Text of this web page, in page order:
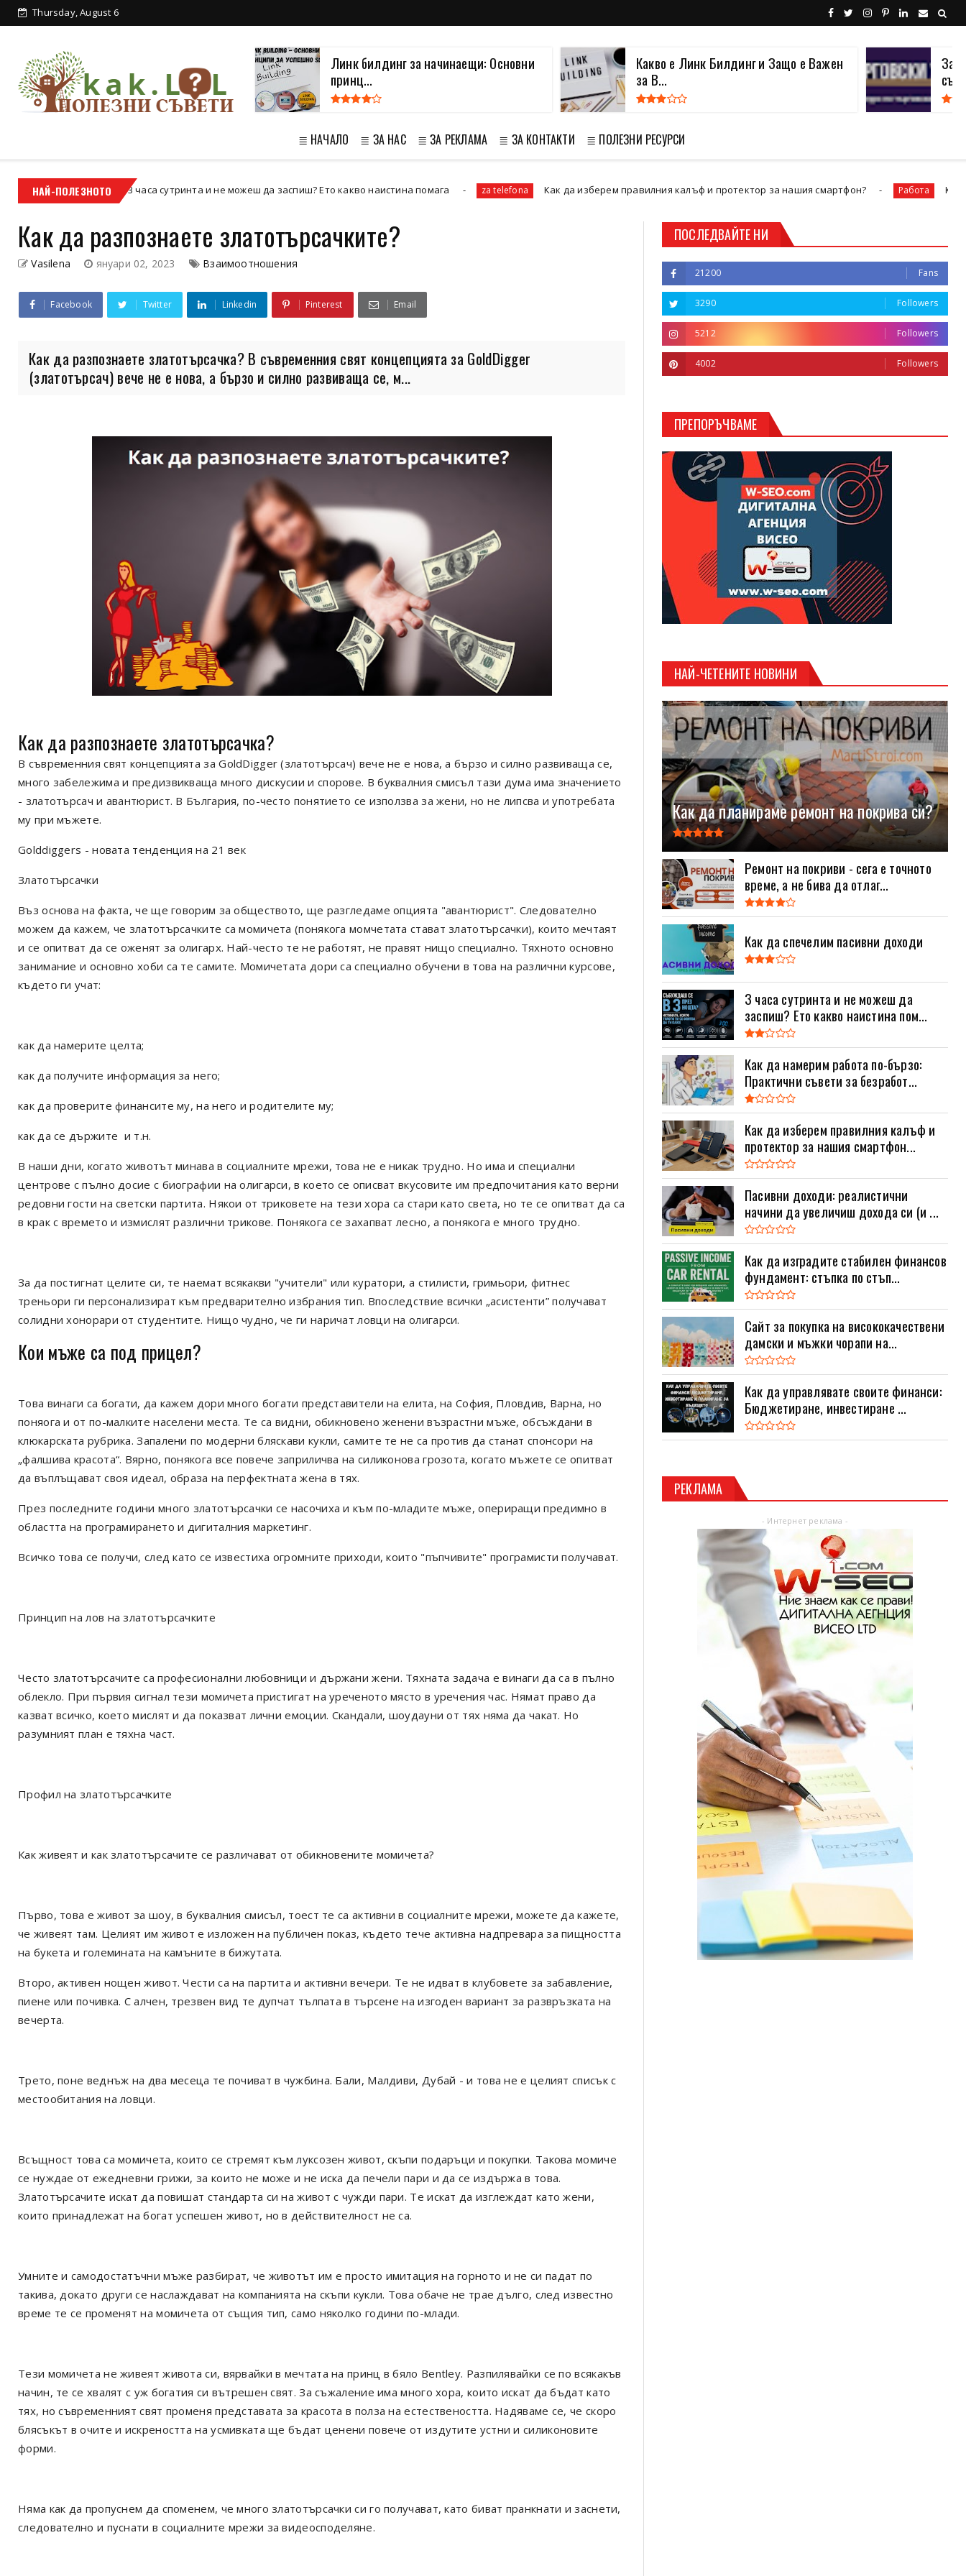
Thursday, August 6
От високо: Англия - красотата на
зеленит...
Линк билдинг за начинаещи: Основни
принц...
Какво е Линк Билдинг и Защо е Важен
за В...
≣ НАЧАЛО ≣ ЗА НАС ≣ ЗА РЕКЛАМА ≣ ЗА КОНТАКТИ ≣ ПОЛЕЗНИ РЕСУРСИ
НАЙ-ПОЛЕЗНОТО
3 часа сутринта и не можеш да заспиш? Ето какво наистина помага za telefona Как да изберем правилния калъф и протектор за нашия смартфон? Работа Как да намерим
Как да разпознаете златотърсачките?
Vasilena януари 02, 2023 Взаимоотношения
Facebook Twitter Linkedin Pinterest Email
Как да разпознаете златотърсачка? В съвременния свят концепцията за GoldDigger
(златотърсач) вече не е нова, а бързо и силно развиваща се, м...
Как да разпознаете златотърсачка?
В съвременния свят концепцията за GoldDigger (златотърсач) вече не е нова, а бързо и силно развиваща се,
много забележима и предизвикваща много дискусии и спорове. В буквалния смисъл тази дума има значението
- златотърсач и авантюрист. В България, по-често понятието се използва за жени, но не липсва и употребата
му при мъжете.
Golddiggers - новата тенденция на 21 век
Златотърсачки
Въз основа на факта, че ще говорим за обществото, ще разгледаме опцията "авантюрист". Следователно
можем да кажем, че златотърсачките са момичета (понякога момчетата стават златотърсачки), които мечтаят
и се опитват да се оженят за олигарх. Най-често те не работят, не правят нищо специално. Тяхното основно
занимание и основно хоби са те самите. Момичетата дори са специално обучени в това на различни курсове,
където ги учат:
как да намерите целта;
как да получите информация за него;
как да проверите финансите му, на него и родителите му;
как да се държите и т.н.
В наши дни, когато животът минава в социалните мрежи, това не е никак трудно. Но има и специални
центрове с пълно досие с биографии на олигарси, в което се описват вкусовите им предпочитания като верни
редовни гости на светски партита. Някои от триковете на тези хора са стари като света, но те се опитват да са
в крак с времето и измислят различни трикове. Понякога се захапват лесно, а понякога е много трудно.
За да постигнат целите си, те наемат всякакви "учители" или куратори, а стилисти, гримьори, фитнес
треньори ги персонализират към предварително избрания тип. Впоследствие всички „асистенти” получават
солидни хонорари от студентите. Нищо чудно, че ги наричат ​​ловци на олигарси.
Кои мъже са под прицел?
Това винаги са богати, да кажем дори много богати представители на елита, на София, Пловдив, Варна, но
поняога и от по-малките населени места. Те са видни, обикновено женени възрастни мъже, обсъждани в
клюкарската рубрика. Запалени по модерни бляскави кукли, самите те не са против да станат спонсори на
„фалшива красота“. Вярно, понякога все повече заприличва на силиконова грозота, когато мъжете се опитват
да въплъщават своя идеал, образа на перфектната жена в тях.
През последните години много златотърсачки се насочиха и към по-младите мъже, опериращи предимно в
областта на програмирането и дигиталния маркетинг.
Всичко това се получи, след като се известиха огромните приходи, които "пъпчивите" програмисти получават.
Принцип на лов на златотърсачките
Често златотърсачите са професионални любовници и държани жени. Тяхната задача е винаги да са в пълно
облекло. При първия сигнал тези момичета пристигат на уреченото място в уречения час. Нямат право да
казват всичко, което мислят и да показват лични емоции. Скандали, шоудауни от тях няма да чакат. Но
разумният план е тяхна част.
Профил на златотърсачките
Как живеят и как златотърсачите се различават от обикновените момичета?
Първо, това е живот за шоу, в буквалния смисъл, тоест те са активни в социалните мрежи, можете да кажете,
че живеят там. Целият им живот е изложен на публичен показ, където тече активна надпревара за пищността
на букета и големината на камъните в бижутата.
Второ, активен нощен живот. Чести са на партита и активни вечери. Те не идват в клубовете за забавление,
пиене или почивка. С алчен, трезвен вид те дупчат тълпата в търсене на изгоден вариант за развръзката на
вечерта.
Трето, поне веднъж на два месеца те почиват в чужбина. Бали, Малдиви, Дубай - и това не е целият списък с
местообитания на ловци.
Всъщност това са момичета, които се стремят към луксозен живот, скъпи подаръци и покупки. Такова момиче
се нуждае от ежедневни грижи, за които не може и не иска да печели пари и да се издържа в това.
Златотърсачите искат да повишат стандарта си на живот с чужди пари. Те искат да изглеждат като жени,
които принадлежат на богат успешен живот, но в действителност не са.
Умните и самодостатъчни мъже разбират, че животът им е просто имитация на горното и не си падат по
такива, докато други се наслаждават на компанията на скъпи кукли. Това обаче не трае дълго, след известно
време те се променят на момичета от същия тип, само няколко години по-млади.
Тези момичета не живеят живота си, вярвайки в мечтата на принц в бяло Bentley. Разпилявайки се по всякакъв
начин, те се хвалят с уж богатия си вътрешен свят. За съжаление има много хора, които искат да бъдат като
тях, но съвременният свят променя представата за красота в полза на естествеността. Надяваме се, че скоро
блясъкът в очите и искреността на усмивката ще бъдат ценени повече от издутите устни и силиконовите
форми.
Няма как да пропуснем да споменем, че много златотърсачки си го получават, като биват пранкнати и заснети,
следователно и пуснати в социалните мрежи за видеосподеляне.
ПОСЛЕДВАЙТЕ НИ
21200 Fans
3290 Followers
5212 Followers
4002 Followers
ПРЕПОРЪЧВАМЕ
НАЙ-ЧЕТЕНИТЕ НОВИНИ
Как да планираме ремонт на покрива си?
Ремонт на покриви - сега е точното
време, а не бива да отлаг...
Как да спечелим пасивни доходи
3 часа сутринта и не можеш да
заспиш? Ето какво наистина пом...
Как да намерим работа по-бързо:
Практични съвети за безработ...
Как да изберем правилния калъф и
протектор за нашия смартфон...
Пасивни доходи: реалистични
начини да увеличиш дохода си (и ...
Как да изградите стабилен финансов
фундамент: стъпка по стъп...
Сайт за покупка на висококачествени
дамски и мъжки чорапи на...
Как да управлявате своите финанси:
Бюджетиране, инвестиране ...
РЕКЛАМА
- Интернет реклама -